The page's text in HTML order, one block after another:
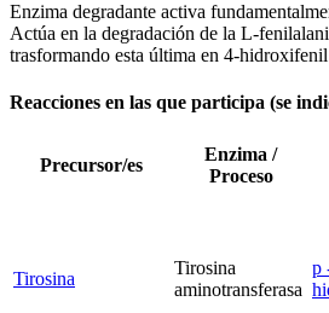
Enzima degradante activa
Actúa en la degradación de la L-
trasformando esta última en 4-
Reacciones en las que participa (se
Precursor/es
Enzima /
Proceso
Tirosina
Tirosina
aminotransferasa
p